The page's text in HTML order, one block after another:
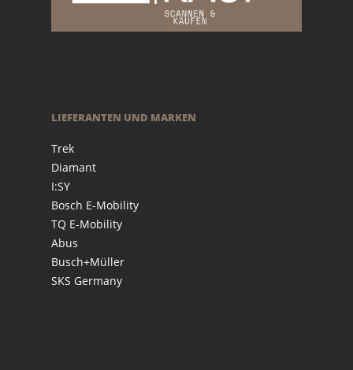
LIEFERANTEN UND MARKEN
Trek
Diamant
I:SY
Bosch E-Mobility
TQ E-Mobility
Abus
Busch+Müller
SKS Germany